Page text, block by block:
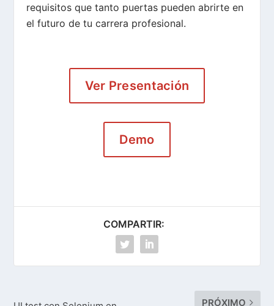
requisitos que tanto puertas pueden abrirte en
el futuro de tu carrera profesional.
Ver Presentación
Demo
COMPARTIR:
PRÓXIMO